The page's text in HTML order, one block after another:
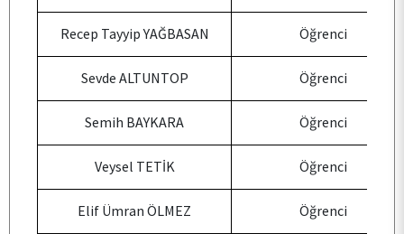
KALİTE
TOPLUMSAL KATKI
E-HİZMET
Recep Tayyip YAĞBASAN Öğrenci
Sevde ALTUNTOP Öğrenci
Semih BAYKARA Öğrenci
Veysel TETİK Öğrenci
Elif Ümran ÖLMEZ Öğrenci